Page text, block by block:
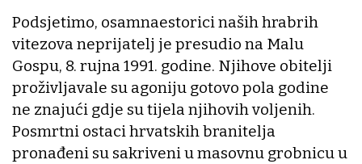
Podsjetimo, osamnaestorici naših hrabrih
vitezova neprijatelj je presudio na Malu
Gospu, 8. rujna 1991. godine. Njihove obitelji
proživljavale su agoniju gotovo pola godine
ne znajući gdje su tijela njihovih voljenih.
Posmrtni ostaci hrvatskih branitelja
pronađeni su sakriveni u masovnu grobnicu u